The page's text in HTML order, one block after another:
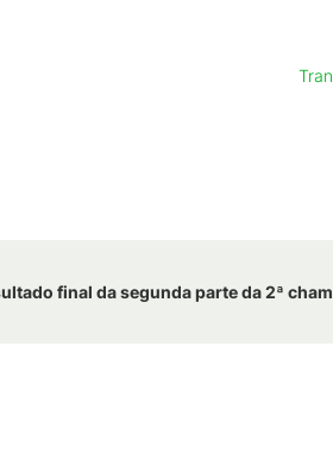
final da segunda parte da 2ª